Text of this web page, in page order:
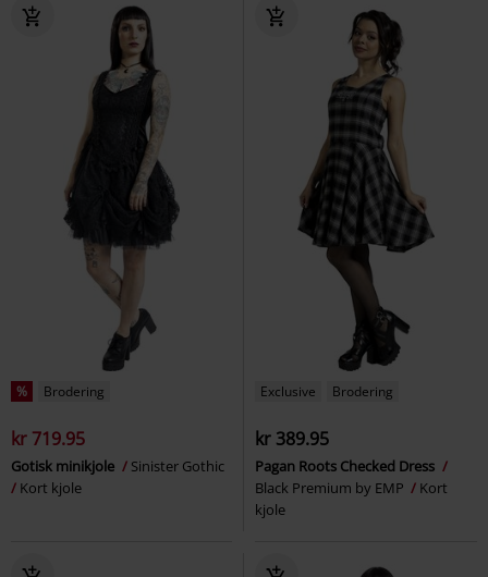
% Brodering
kr 719.95
Gotisk minikjole
Sinister Gothic
Kort kjole
Exclusive Brodering
kr 389.95
Pagan Roots Checked Dress
Black Premium by EMP
Kort
kjole